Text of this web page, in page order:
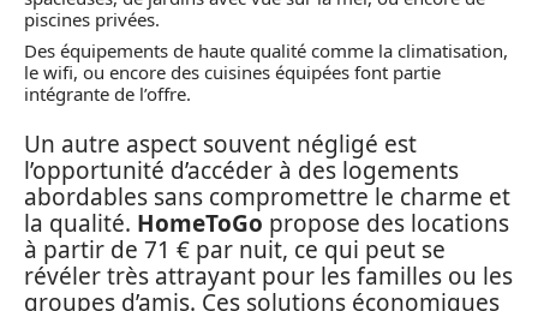
piscines privées.
Des équipements de haute qualité comme la climatisation,
le wifi, ou encore des cuisines équipées font partie
intégrante de l’offre.
Un autre aspect souvent négligé est
l’opportunité d’accéder à des logements
abordables sans compromettre le charme et
la qualité. HomeToGo propose des locations
à partir de 71 € par nuit, ce qui peut se
révéler très attrayant pour les familles ou les
groupes d’amis. Ces solutions économiques